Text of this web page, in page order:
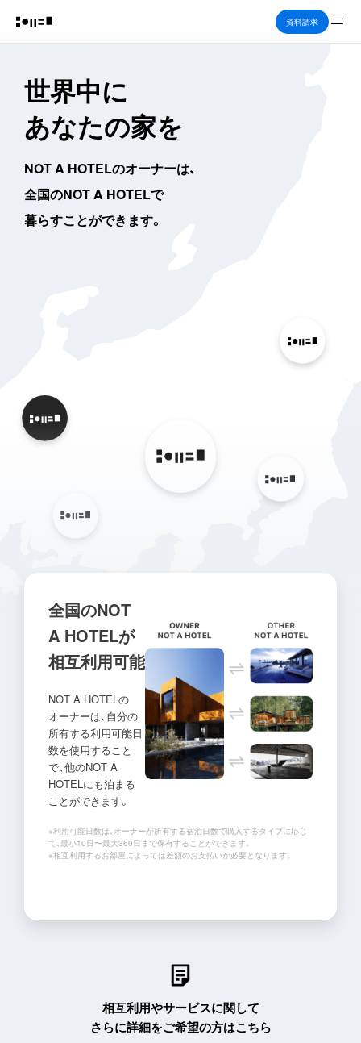
資料請求
世界中に
あなたの家を
NOT A HOTELのオーナーは、
全国のNOT A HOTELで
暮らすことができます。
全国のNOT
A HOTELが
相互利用可能
NOT A HOTELの
オーナーは、自分の
所有する利用可能日
数を使用すること
で、他のNOT A
HOTELにも泊まる
ことができます。
※利用可能日数は、オーナーが所有する宿泊日数で購入するタイプに応じ
て、最小10日〜最大360日まで保有することができます。
※相互利用するお部屋によっては差額のお支払いが必要となります。
相互利用やサービスに関して
さらに詳細をご希望の方はこちら